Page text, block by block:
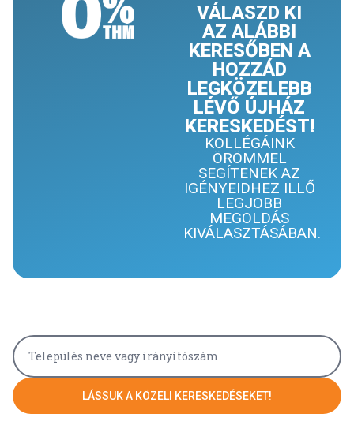
VÁLASZD KI
AZ ALÁBBI
KERESŐBEN A
HOZZÁD
LEGKÖZELEBB
LÉVŐ ÚJHÁZ
KERESKEDÉST!
KOLLÉGÁINK
ÖRÖMMEL
SEGÍTENEK AZ
IGÉNYEIDHEZ ILLŐ
LEGJOBB
MEGOLDÁS
KIVÁLASZTÁSÁBAN.
LÁSSUK A KÖZELI KERESKEDÉSEKET!